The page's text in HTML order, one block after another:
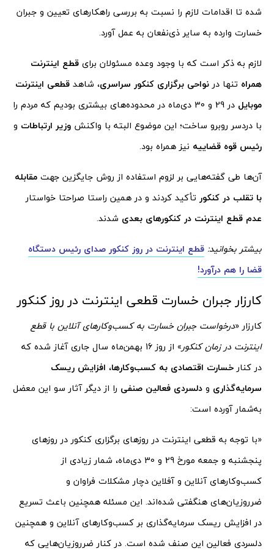
شده تا اقدامات لازم را نسبت به بررسی راهکارهای تعیین و جبران
خسارت وارده به سایر ذی‌نفعان به عمل آورد.
لازم به ذکر است که با وجود وعده مسئولان برای قطع اینترنت
همراه تنها درنواحی برگزاری کنکور سراسری، شاهد قطعی اینترنت
موبایل
در 29 و 30 دی‌ماه در محدوده‌های بیشتری بودیم که مردم را
با دردسر روبرو ساخت؛ این موضوع البته با واکنش وزیر ارتباطات و
رئیس قوه قضاییه نیز همراه بود.
آن‌ها طی گفته‌هایی بر لزوم استفاده از روش جایگزین جهت مقابله
با تقلب در کنکور تأکید کردند و در همین راستا صراحتا خواستار
عدم قطع اینترنت در کنکورهای بعدی شدند.
بیشتر بخوانید: قطع اینترنت در روز کنکور صدای رئیس دستگاه
قضا را هم درآورد!
کارزار جبران خسارت قطعی اینترنت در روز کنکور
کارزار «درخواست جبران خسارت به کسب‌وکارهای آنلاین با قطع
اینترنت در زمان کنکور
» از روز 16 بهمن‌ماه سال جاری آغاز شده که
در کنارخسارت اقتصادی به کسب‌وکارها، افزایش ریسک
سرمایه‌گذاری و دلسردی فعالین صنفی را از دیگر آثار سو این معضل
به‌شمار آورده است:
«با توجه به قطعی اینترنت در روزهای برگزاری کنکور در روزهای
پنجشنبه و جمعه مورخ 29 و 30 دی‌ماه، شمار زیادی از
کسب‌وکارهای آنلاین و آفلاین دچار مشکلات فراوان و
ضرروزیان‌های هنگفتی شده‌اند. این مسئله همچنین باعث تسریع
در افزایش ریسک سرمایه‌گذاری بر کسب‌وکارهای آنلاین و همچنین
دلسردی فعالین این صنف شده است. در کنار ضرروزیان‌هایی که